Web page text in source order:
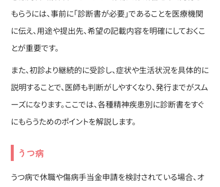
もらうには、事前に「診断書が必要」であることを医療機関
に伝え、用途や提出先、希望の記載内容を明確にしておくこ
とが重要です。
また、初診より継続的に受診し、症状や生活状況を具体的に
説明することで、医師も判断がしやすくなり、発行までがスム
ーズになります。ここでは、各種精神疾患別に診断書をすぐ
にもらうためのポイントを解説します。
うつ病
うつ病で休職や傷病手当金申請を検討されている場合、オ